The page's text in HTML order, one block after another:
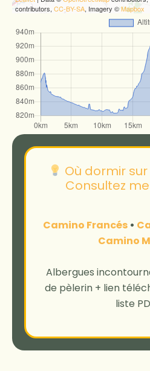
contributors, CC-BY-SA, Imagery ©Mapbox
Où dormir
Consultez
Camino Francés •
Camino
Albergues
de pèlerin + lien
liste